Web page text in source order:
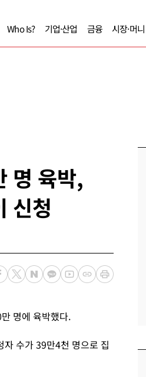
Who Is? 기업·산업 금융 시장·머니
명 육박,
신청
명에 육박했다.
수가 39만4천 명으로 집